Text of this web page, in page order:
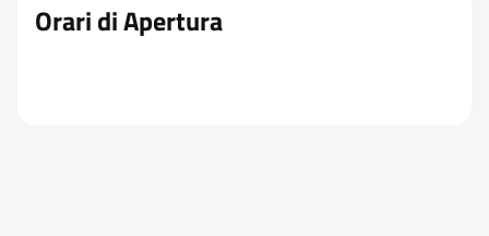
Orari di Apertura